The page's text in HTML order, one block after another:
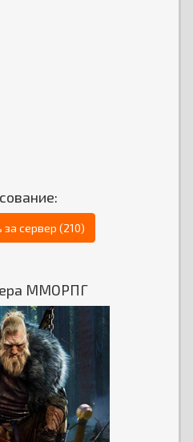
за сервер (210)
ММОРПГ